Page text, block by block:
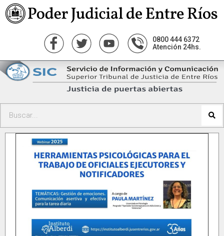
0800 444 6372
Atención 24hs.